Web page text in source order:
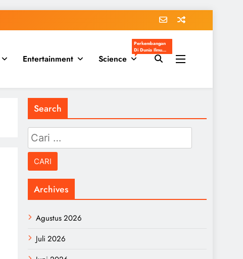
Entertainment Science
Perkembangan
Di Dunia Ilmu
Pengetahuan
Populer
Search
Cari
untuk:
Archives
Agustus 2026
Juli 2026